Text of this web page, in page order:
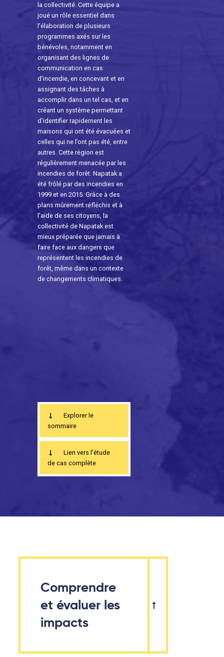
la collectivité. Cette équipe a
joué un rôle essentiel dans
l’élaboration de plusieurs
programmes axés sur les
bénévoles, notamment en
organisant des lignes de
communication en cas
d’incendie, en concevant et en
assignant des tâches à
accomplir dans un tel cas, et en
créant un système permettant
d’identifier rapidement les
maisons qui ont été évacuées et
celles qui ne l’ont pas été, entre
autres. Cette région est
régulièrement menacée par les
incendies de forêt. Napatak a
été frôlé par des incendies en
1999 et en 2015. Grâce à des
plans mûrement réfléchis et à
l’aide de ses citoyens, la
collectivité de Napatak est
mieux préparée que jamais à
faire face aux dangers que
représentent les incendies de
forêt, même dans un contexte
de changements climatiques.
Explorer le
sommaire
Lien vers l’étude
de cas complète
Comprendre
et évaluer les
impacts